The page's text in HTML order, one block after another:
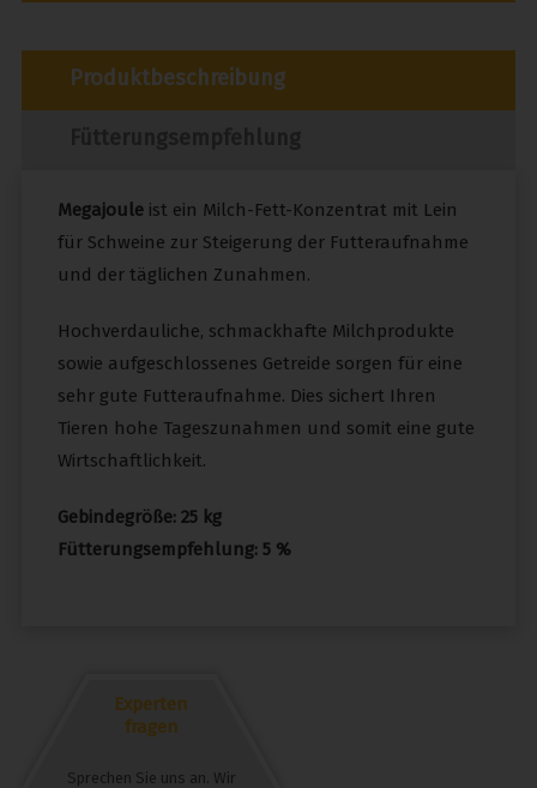
Produktbeschreibung
Megajoule ist ein Milch-Fett-Konzentrat mit Lein
für Schweine zur Steigerung der Futteraufnahme
und der täglichen Zunahmen.
Hochverdauliche, schmackhafte Milchprodukte
sowie aufgeschlossenes Getreide sorgen für eine
sehr gute Futteraufnahme. Dies sichert Ihren
Tieren hohe Tageszunahmen und somit eine gute
Wirtschaftlichkeit.
Gebindegröße: 25 kg
Fütterungsempfehlung: 5 %
Experten
fragen
Sprechen Sie uns an. Wir